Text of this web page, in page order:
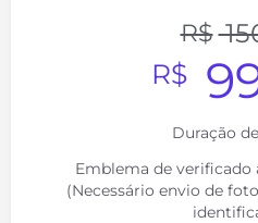
R$
R$
Duração
Emblema de verificado
(Necessário envio de